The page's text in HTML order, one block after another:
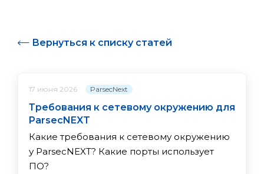
Вернуться к списку статей
17 июня 2026 ParsecNext
Требования к сетевому окружению для
ParsecNEXT
Какие требования к сетевому окружению
у ParsecNEXT? Какие порты использует
ПО?